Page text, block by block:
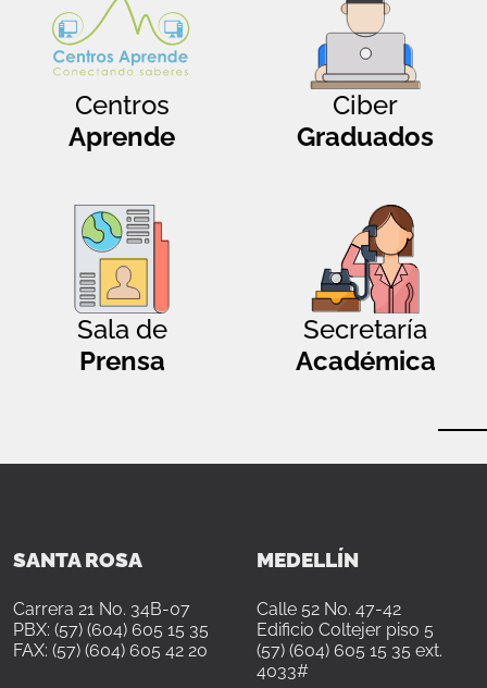
Centros
Aprende
Ciber
Graduados
Sala de
Prensa
Secretaría
Académica
SANTA ROSA
Carrera 21 No. 34B-07
PBX: (57) (604) 605 15 35
FAX: (57) (604) 605 42 20
MEDELLÍN
Calle 52 No. 47-42
Edificio Coltejer piso 5
(57) (604) 605 15 35 ext.
4033#